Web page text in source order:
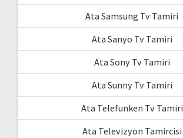
Ata Samsung Tv Tamiri
Ata Sanyo Tv Tamiri
Ata Sony Tv Tamiri
Ata Sunny Tv Tamiri
Ata Telefunken Tv Tamiri
Ata Televizyon Tamircisi